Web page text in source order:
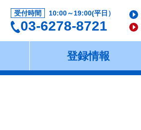
受付時間 10:00～19:00(平日）
03-6278-8721
登録情報